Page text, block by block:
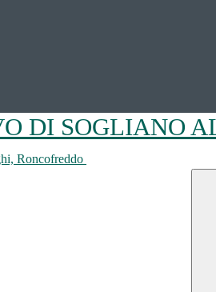
DI SOGLIANO
Roncofreddo